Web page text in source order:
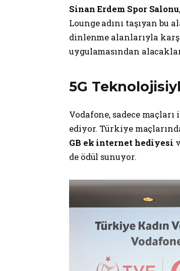
Sinan Erdem Spor Salonu
Lounge adını taşıyan
dinlenme alanlarıyla
uygulamasından
5G
Vodafone, sadece
ediyor. Türkiye
GB ek internet hediyesi
de ödül sunuyor.